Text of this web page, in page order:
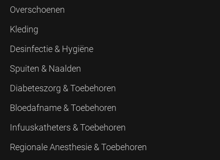
Overschoenen
Kleding
Desinfectie & Hygiëne
Spuiten & Naalden
Diabeteszorg & Toebehoren
Bloedafname & Toebehoren
Infuuskatheters & Toebehoren
Regionale Anesthesie & Toebehoren